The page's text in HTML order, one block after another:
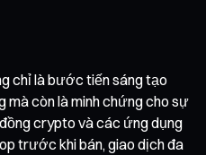
chỉ là bước tiến sáng tạo
mà còn là minh chứng cho sự
crypto và các ứng dụng
trước khi bán, giao dịch đa